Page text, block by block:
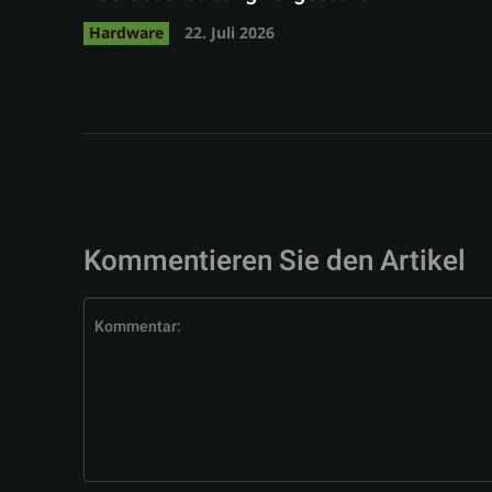
Hardware 22. Juli 2026
Kommentieren Sie den Artikel